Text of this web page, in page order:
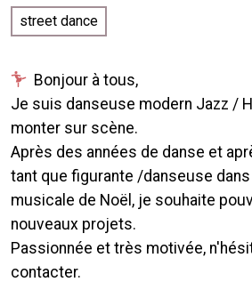
street dance
Bonjour à tous,
Je suis danseuse modern Jazz /
monter sur scène.
Après des années de danse et
tant que figurante /danseuse
musicale de Noël, je souhaite
nouveaux projets.
Passionnée et très motivée,
contacter.